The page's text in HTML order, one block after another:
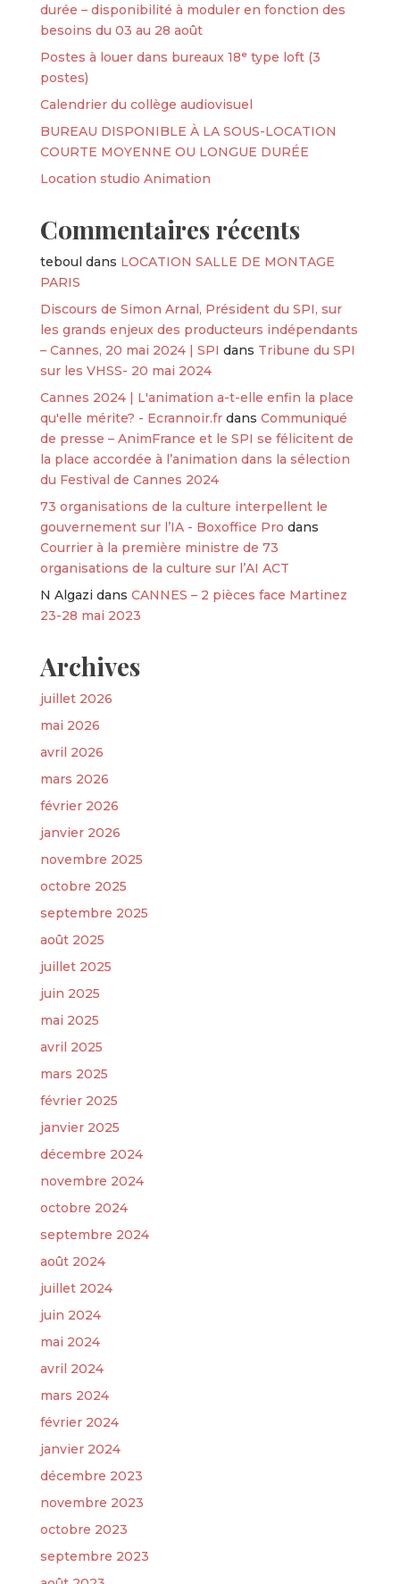
durée – disponibilité à moduler en fonction des
besoins du 03 au 28 août
Postes à louer dans bureaux 18ᵉ type loft (3
postes)
Calendrier du collège audiovisuel
BUREAU DISPONIBLE À LA SOUS-LOCATION
COURTE MOYENNE OU LONGUE DURÉE
Location studio Animation
Commentaires récents
teboul dans LOCATION SALLE DE MONTAGE
PARIS
Discours de Simon Arnal, Président du SPI, sur
les grands enjeux des producteurs indépendants
– Cannes, 20 mai 2024 | SPI dans Tribune du SPI
sur les VHSS- 20 mai 2024
Cannes 2024 | L'animation a-t-elle enfin la place
qu'elle mérite? - Ecrannoir.frdans Communiqué
de presse – AnimFrance et le SPI se félicitent de
la place accordée à l’animation dans la sélection
du Festival de Cannes 2024
73 organisations de la culture interpellent le
gouvernement sur l’IA - Boxoffice Pro dans
Courrier à la première ministre de 73
organisations de la culture sur l’AI ACT
N Algazi dans CANNES – 2 pièces face Martinez
23-28 mai 2023
Archives
juillet 2026
mai 2026
avril 2026
mars 2026
février 2026
janvier 2026
novembre 2025
octobre 2025
septembre 2025
août 2025
juillet 2025
juin 2025
mai 2025
avril 2025
mars 2025
février 2025
janvier 2025
décembre 2024
novembre 2024
octobre 2024
septembre 2024
août 2024
juillet 2024
juin 2024
mai 2024
avril 2024
mars 2024
février 2024
janvier 2024
décembre 2023
novembre 2023
octobre 2023
septembre 2023